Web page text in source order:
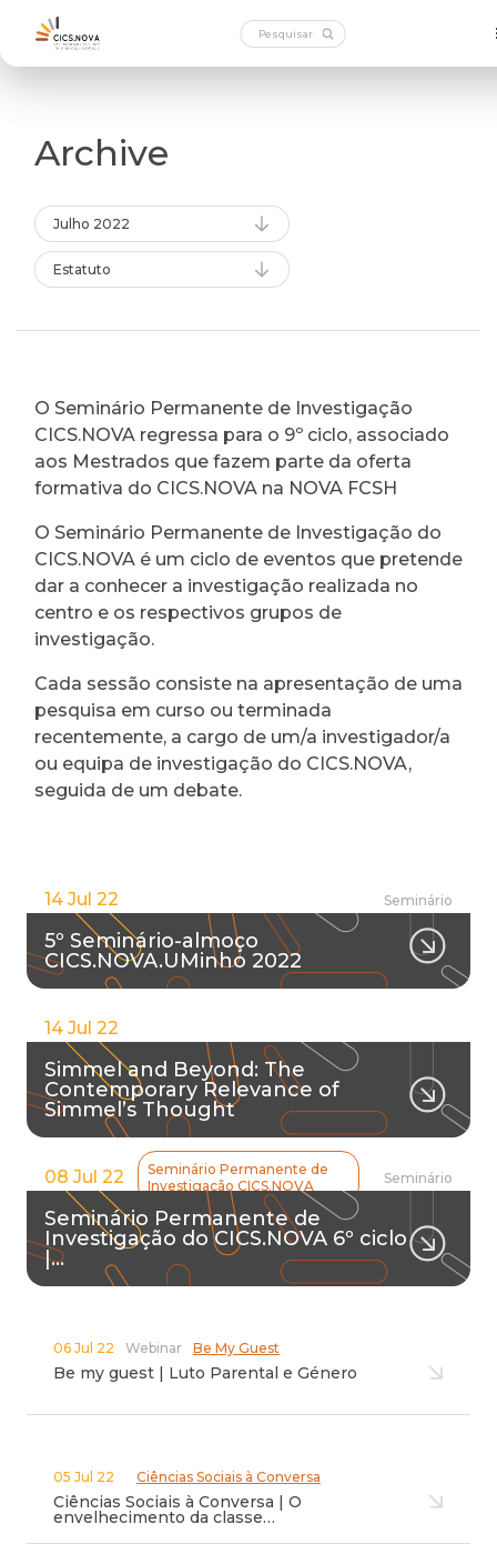
Archive
Julho 2022
Estatuto
O Seminário Permanente de Investigação
CICS.NOVA regressa para o 9º ciclo, associado
aos Mestrados que fazem parte da oferta
formativa do CICS.NOVA na NOVA FCSH
O Seminário Permanente de Investigação do
CICS.NOVA é um ciclo de eventos que pretende
dar a conhecer a investigação realizada no
centro e os respectivos grupos de
investigação.
Cada sessão consiste na apresentação de uma
pesquisa em curso ou terminada
recentemente, a cargo de um/a investigador/a
ou equipa de investigação do CICS.NOVA,
seguida de um debate.
14 Jul 22 Seminário
5º Seminário-almoço
CICS.NOVA.UMinho 2022
14 Jul 22
Simmel and Beyond: The
Contemporary Relevance of
Simmel’s Thought
08 Jul 22
Seminário Permanente de
Investigação CICS.NOVA
Seminário
Seminário Permanente de
Investigação do CICS.NOVA 6º ciclo
|…
06 Jul 22 Be My Guest
Webinar
Be my guest | Luto Parental e Género
05 Jul 22 Ciências Sociais à Conversa
Ciências Sociais à Conversa | O
envelhecimento da classe…